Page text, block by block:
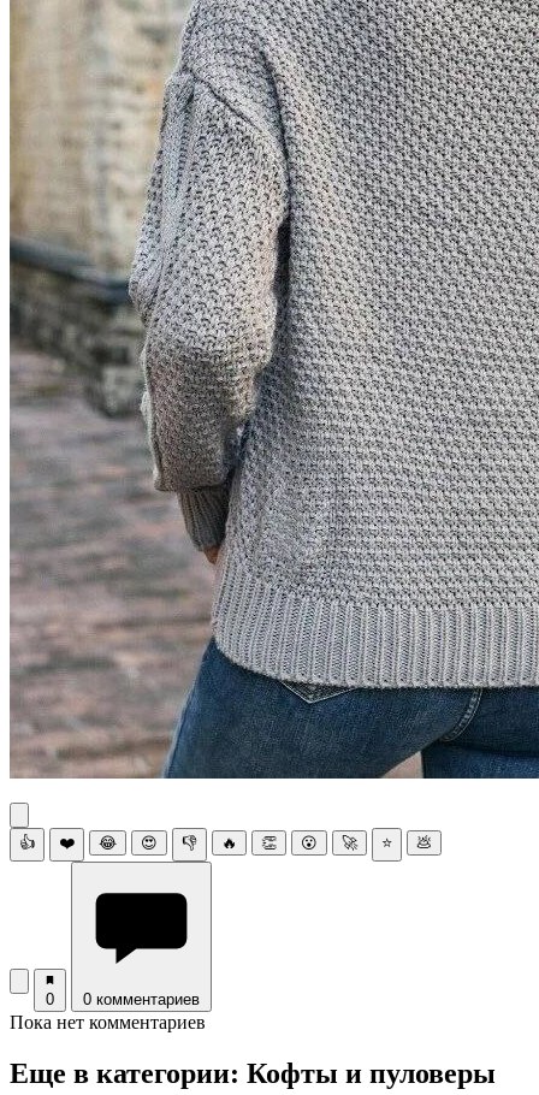
👍 ❤️ 😂 😍 👎 🔥 👏 😮 🚀 ⭐ 💩
0 0 комментариев
Пока нет комментариев
Еще в категории: Кофты и пуловеры